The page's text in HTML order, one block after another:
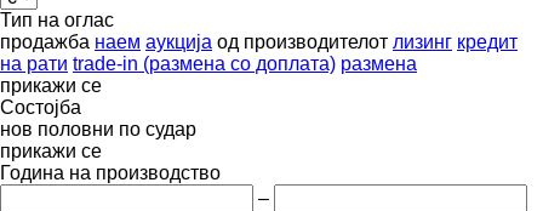
Тип на оглас
продажба наем аукција од производителот лизинг кредит
на рати trade-in (размена со доплата) размена
прикажи се
Состојба
нов половни по судар
прикажи се
Година на производство
–